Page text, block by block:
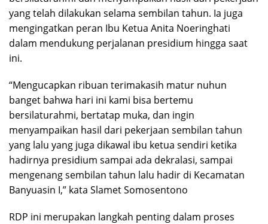
yang telah dilakukan selama sembilan tahun. Ia juga
mengingatkan peran Ibu Ketua Anita Noeringhati
dalam mendukung perjalanan presidium hingga saat
ini.
“Mengucapkan ribuan terimakasih matur nuhun
banget bahwa hari ini kami bisa bertemu
bersilaturahmi, bertatap muka, dan ingin
menyampaikan hasil dari pekerjaan sembilan tahun
yang lalu yang juga dikawal ibu ketua sendiri ketika
hadirnya presidium sampai ada dekralasi, sampai
mengenang sembilan tahun lalu hadir di Kecamatan
Banyuasin I,” kata Slamet Somosentono
RDP ini merupakan langkah penting dalam proses